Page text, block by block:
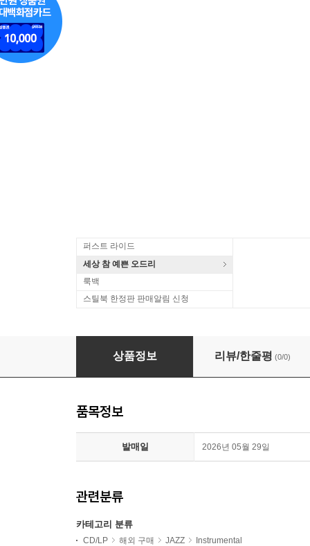
퍼스트 라이드
세상 참 예쁜 오드리
룩백
스틸북 한정판 판매알림 신청
Dizzy Gillespie - A Musical Safari (Featuring
상품정보 리뷰/한줄평 (0/0)
품목정보
발매일 2026년 05월 29일
관련분류
카테고리 분류
CD/LP 해외 구매 JAZZ Instrumental